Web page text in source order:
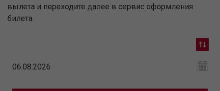
вылета и переходите далее в сервис оформления
билета.